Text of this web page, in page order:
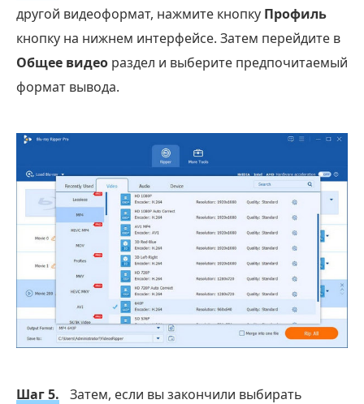
другой видеоформат, нажмите кнопку Профиль
кнопку на нижнем интерфейсе. Затем перейдите в
Общее видео раздел и выберите предпочитаемый
формат вывода.
Шаг 5.
Затем, если вы закончили выбирать